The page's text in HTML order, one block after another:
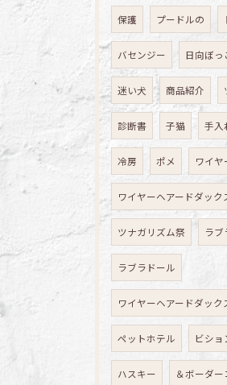
保護 プードルの
バセンジー 日向ぼっ
迷い犬 商品紹介
診断書 子猫 手入
冷房 ポメ ワイヤ
ワイヤーヘアードダック
ツナガリズム祭 ラ
ラブラドール
ワイヤーヘアードダック
ペットホテル ビショ
ハスキー ＆ボーダー